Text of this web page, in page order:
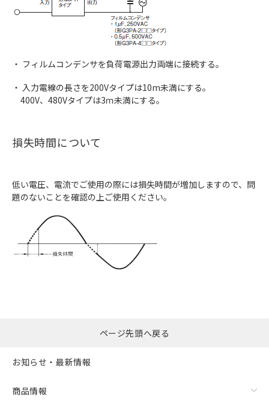
・ フィルムコンデンサを負荷電源出力両端に接続する。
・ 入力電線の長さを200Vタイプは10m未満にする。
400V、480Vタイプは3ｍ未満にする。
損失時間について
低い電圧、電流でご使用の際には損失時間が増加しますので、問
題のないことを確認の上ご使用ください。
ページ先頭へ戻る
お知らせ・最新情報
商品情報